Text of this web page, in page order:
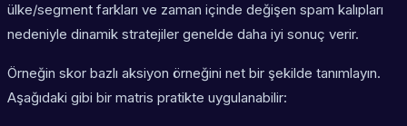
ülke/segment farkları ve zaman içinde değişen spam kalıpları
nedeniyle dinamik stratejiler genelde daha iyi sonuç verir.
Örneğin skor bazlı aksiyon örneğini net bir şekilde tanımlayın.
Aşağıdaki gibi bir matris pratikte uygulanabilir: